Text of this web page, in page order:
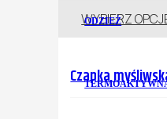
ODZIEŻ
WYBIERZ
Czapka